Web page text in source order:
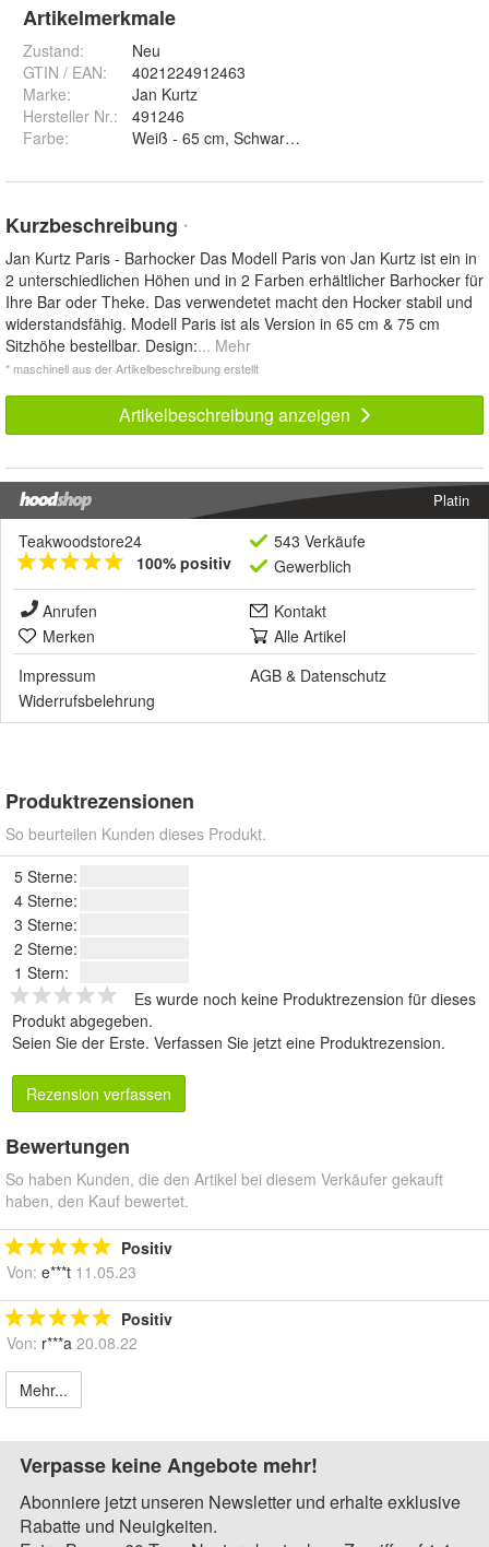
Artikelmerkmale
Zustand:
Neu
GTIN / EAN:
4021224912463
Marke:
Jan Kurtz
Hersteller Nr.:
491246
Farbe:
Kurzbeschreibung *
Jan Kurtz Paris - Barhocker Das Modell Paris von Jan Kurtz ist ein in
2 unterschiedlichen Höhen und in 2 Farben erhältlicher Barhocker für
Ihre Bar oder Theke. Das verwendetet macht den Hocker stabil und
widerstandsfähig. Modell Paris ist als Version in 65 cm & 75 cm
Sitzhöhe bestellbar. Design:... Mehr
* maschinell aus der Artikelbeschreibung erstellt
Artikelbeschreibung anzeigen
Platin
Teakwoodstore24
100% positiv
543 Verkäufe
Gewerblich
Anrufen
Kontakt
Merken
Alle Artikel
Impressum
AGB & Datenschutz
Widerrufsbelehrung
Produktrezensionen
So beurteilen Kunden dieses Produkt.
5 Sterne:
4 Sterne:
3 Sterne:
2 Sterne:
1 Stern:
Es wurde noch keine Produktrezension für dieses
Produkt abgegeben.
Seien Sie der Erste. Verfassen Sie jetzt eine Produktrezension.
Rezension verfassen
Bewertungen
So haben Kunden, die den Artikel bei diesem Verkäufer gekauft
haben, den Kauf bewertet.
Positiv
Von: e***t 11.05.23
Positiv
Von: r***a 20.08.22
Mehr...
Verpasse keine Angebote mehr!
Abonniere jetzt unseren Newsletter und erhalte exklusive
Rabatte und Neuigkeiten.